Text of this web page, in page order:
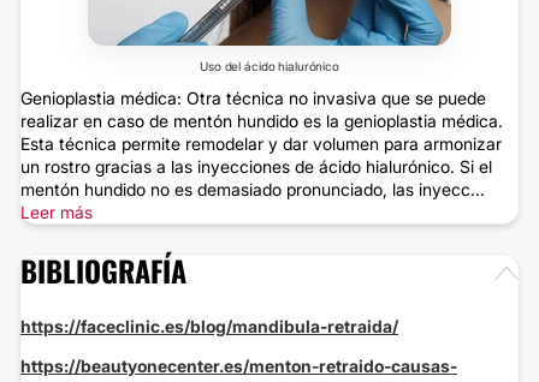
Uso del ácido hialurónico
Genioplastia médica: Otra técnica no invasiva que se puede
realizar en caso de mentón hundido es la genioplastia médica.
Esta técnica permite remodelar y dar volumen para armonizar
un rostro gracias a las inyecciones de ácido hialurónico. Si el
mentón hundido no es demasiado pronunciado, las inyecc...
Leer más
BIBLIOGRAFÍA
https://faceclinic.es/blog/mandibula-retraida/
https://beautyonecenter.es/menton-retraido-causas-